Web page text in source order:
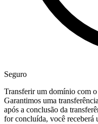
Seguro
Transferir um domínio com
Garantimos uma
após a conclusão da
for concluída, você receberá